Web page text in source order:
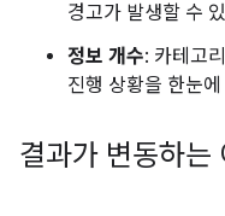
경고가 발생할 수
정보 개수: 카테고
진행 상황을 한눈
결과가 변동하는